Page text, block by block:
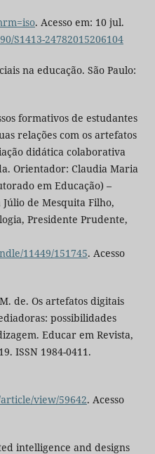
. Acesso em: 10 jul.
S1413-24782015206104
na educação. São Paulo:
formativos de estudantes
relações com os artefatos
didática colaborativa
Orientador: Claudia Maria
em Educação) –
de Mesquita Filho,
Presidente Prudente,
11449/151745. Acesso
de. Os artefatos digitais
possibilidades
Educar em Revista,
ISSN 1984-0411.
view/59642. Acesso
intelligence and designs